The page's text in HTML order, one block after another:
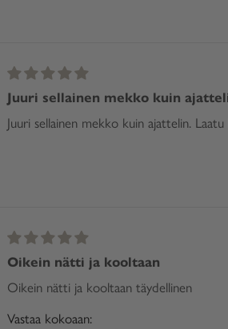
Juuri sellainen mekko kuin
Juuri sellainen mekko kuin ajattelin.
Oikein nätti ja kooltaan
Oikein nätti ja kooltaan täydellinen
Vastaa kokoaan: